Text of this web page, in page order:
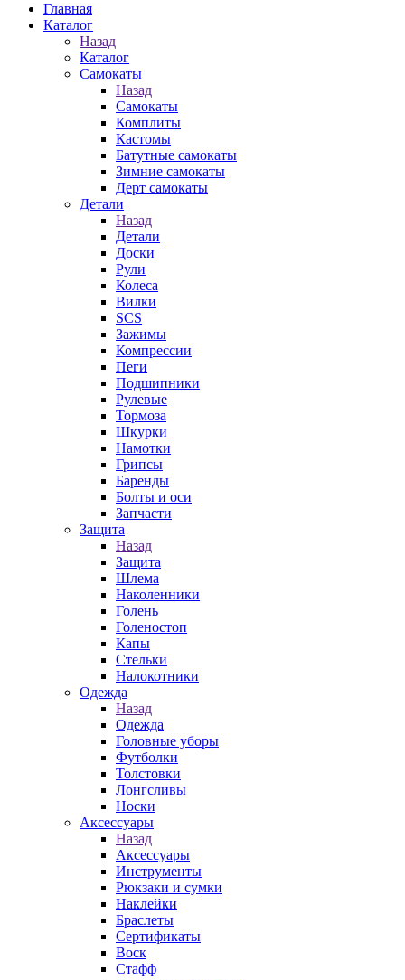
Главная
Каталог
Назад
Каталог
Самокаты
Назад
Самокаты
Комплиты
Кастомы
Батутные самокаты
Зимние самокаты
Дерт самокаты
Детали
Назад
Детали
Доски
Рули
Колеса
Вилки
SCS
Зажимы
Компрессии
Пеги
Подшипники
Рулевые
Тормоза
Шкурки
Намотки
Грипсы
Баренды
Болты и оси
Запчасти
Защита
Назад
Защита
Шлема
Наколенники
Голень
Голеностоп
Капы
Стельки
Налокотники
Одежда
Назад
Одежда
Головные уборы
Футболки
Толстовки
Лонгсливы
Носки
Аксессуары
Назад
Аксессуары
Инструменты
Рюкзаки и сумки
Наклейки
Браслеты
Сертификаты
Воск
Стафф